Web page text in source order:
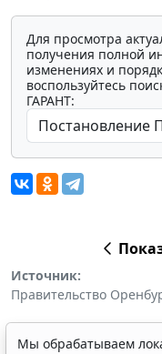
Для просмотра
получения полной
изменениях и
воспользуйтесь
ГАРАНТ:
Источник:
Правительство
Мы обрабатываем